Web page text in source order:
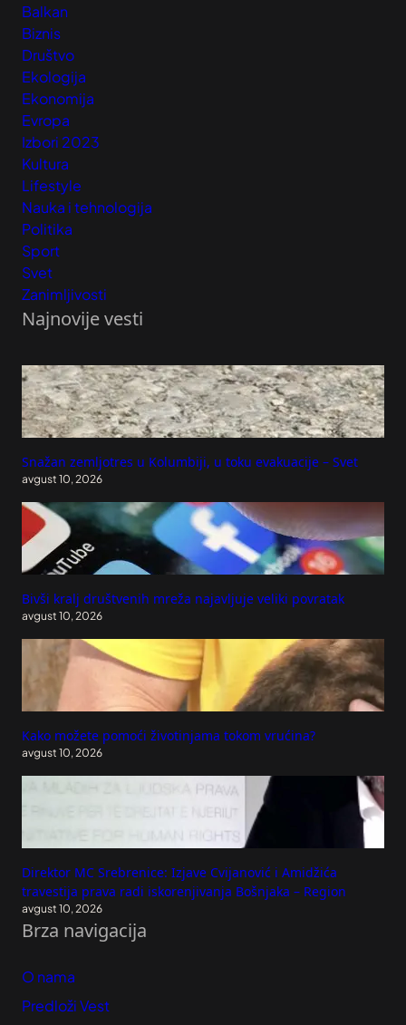
Balkan
Biznis
Društvo
Ekologija
Ekonomija
Evropa
Izbori 2023
Kultura
Lifestyle
Nauka i tehnologija
Politika
Sport
Svet
Zanimljivosti
Najnovije vesti
Snažan zemljotres u Kolumbiji, u toku evakuacije – Svet
avgust 10, 2026
Bivši kralj društvenih mreža najavljuje veliki povratak
avgust 10, 2026
Kako možete pomoći životinjama tokom vrućina?
avgust 10, 2026
Direktor MC Srebrenice: Izjave Cvijanović i Amidžića
travestija prava radi iskorenjivanja Bošnjaka – Region
avgust 10, 2026
Brza navigacija
O nama
Predloži Vest